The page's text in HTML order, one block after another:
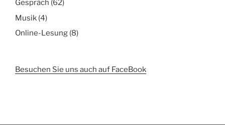
Gespräch (62)
Musik (4)
Online-Lesung (8)
Besuchen Sie uns auch auf FaceBook